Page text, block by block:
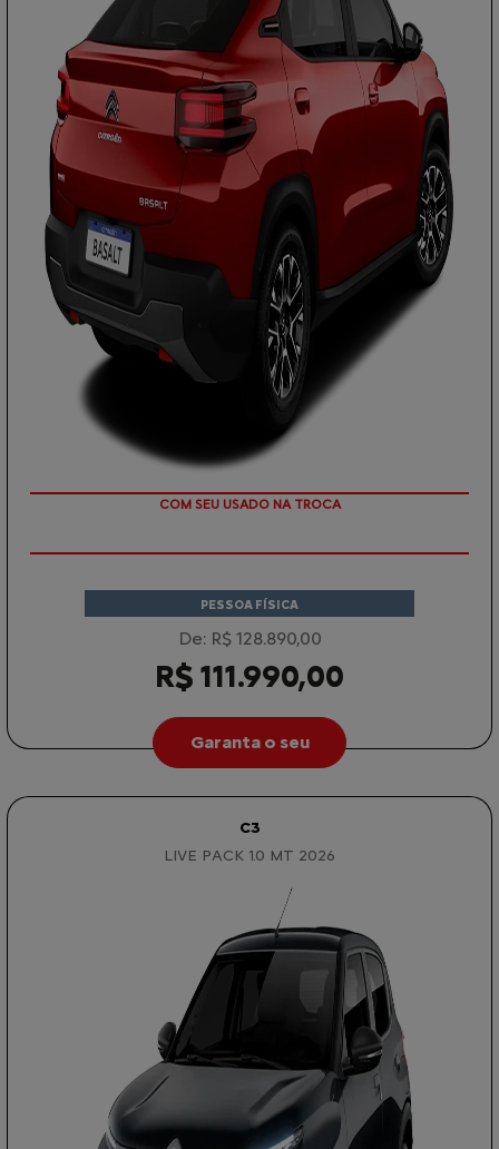
TAXA ZERO
PESSOA FÍSICA
De: R$ 128.890,00
R$ 111.990,00
Garanta o seu
C3
LIVE PACK 1.0 MT 2026